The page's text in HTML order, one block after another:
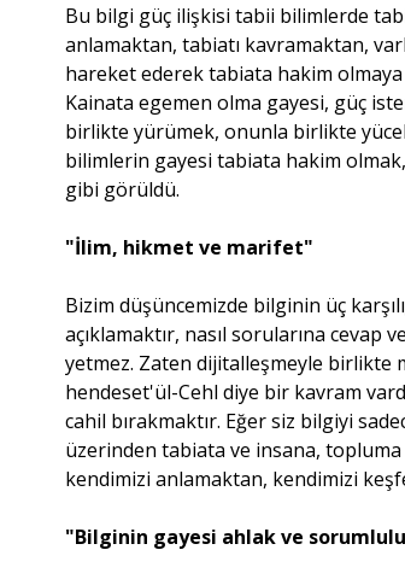
Bu bilgi güç ilişkisi tabii bilimlerde
anlamaktan, tabiatı kavramaktan,
hareket ederek tabiata hakim
Kainata egemen olma gayesi, güç
birlikte yürümek, onunla birlikte
bilimlerin gayesi tabiata hakim
gibi görüldü.
"İlim, hikmet ve marifet"
Bizim düşüncemizde bilginin üç
açıklamaktır, nasıl sorularına
yetmez. Zaten dijitalleşmeyle birlikte
hendeset'ül-Cehl diye bir kavram
cahil bırakmaktır. Eğer siz bilgiyi
üzerinden tabiata ve insana,
kendimizi anlamaktan, kendimizi
"Bilginin gayesi ahlak ve